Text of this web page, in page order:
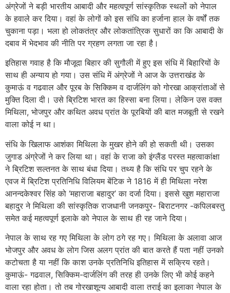
अंग्रेजों ने बड़ी भारतीय आबादी और महत्वपूर्ण सांस्कृतिक स्थलों को नेपाल
के हवाले कर दिया। वहां के लोगों को इस संधि का हर्जाना हाल के वर्षों तक
चुकाना पड़ा। भला हो लोकतंत्र और लोकतांत्रिक सुधारों का कि आबादी के
दबाव में भेदभाव की नीति पर ग्रहण लगता जा रहा है।
इतिहास गवाह है कि मौजूदा बिहार की सुगौली में हुए इस संधि में बिहारियों के
साथ ही अन्याय हो गया। उस संधि में अंग्रेजों ने आज के उत्तराखंड के
कुमाऊं व गढवाल और पूरब के सिक्किम व दार्जलिंग को गोरखा आक्रांताओं से
मुक्ति दिला दी। उसे ब्रिटिश भारत का हिस्सा बना लिया। लेकिन उस वक्त
मिथिला, भोजपुर और कथित अवध प्रांत के पूरबियों की बात मजबूती से रखने
वाला कोई न था।
संधि के खिलाफ आशंका मिथिला के मुखर होने की हो सकती थी। उसका
जुगाड अंग्रेजों ने कर लिया था। वहां के राजा को इंग्लैंड परस्त महत्वाकांक्षा
ने ब्रिटिश सल्तनत के साथ बंधा दिया। तथ्य है कि संधि पर चुप रहने के
एवज में ब्रिटिश प्रतिनिधि विलियम बेंटिक ने 1816 में ही मिथिला नरेश
आनन्दकेश्वर सिंह को ‘महाराजा बहादुर’ का दर्जा दिया। इससे खुश महाराजा
बहादुर ने मिथिला की सांस्कृतिक राजधानी जनकपुर- बिराटनगर -कपिलबस्तु
समेत कई महत्वपूर्ण इलाके को नेपाल के साथ ही रह जाने दिया।
नेपाल के साथ रह गए मिथिला के लोग ठगे रह गए। मिथिला के अलावा आज
भोजपुर और अवध के लोग जिस अलग प्रांत की बात करते हैं पता नहीं उनको
कटोचता है या नहीं कि काश उनके प्रतिनिधि इतिहास में सक्रिय रहते।
कुमाऊं- गढवाल, सिक्किम-दार्जलिंग की तरह ही उनके लिए भी कोई कहने
वाला रहा होता। तो तब गोरखाशून्य आबादी वाला तराई का इलाका नेपाल के